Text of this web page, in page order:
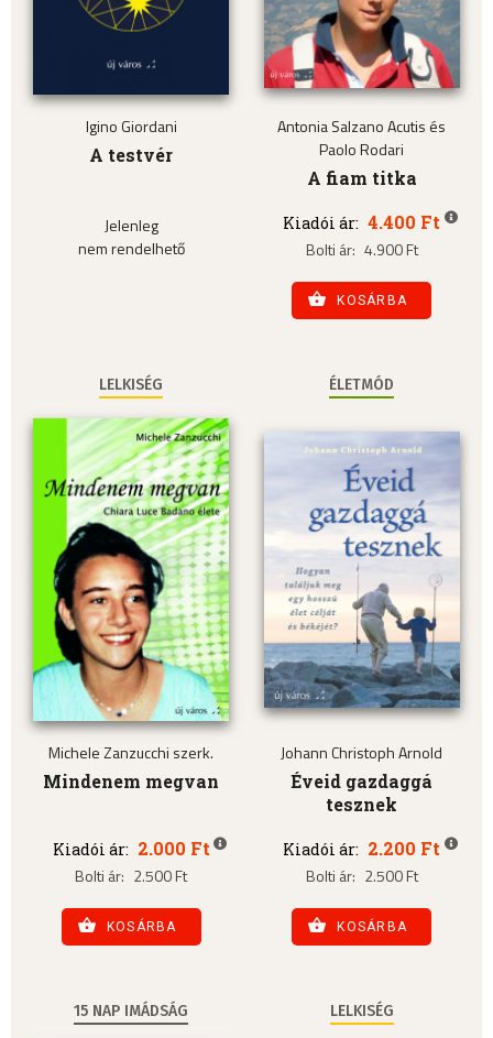
Igino Giordani
A testvér
Jelenleg
nem rendelhető
Antonia Salzano Acutis és
Paolo Rodari
A fiam titka
Kiadói ár: 4.400 Ft
Bolti ár: 4.900 Ft
KOSÁRBA
LELKISÉG
Michele Zanzucchi szerk.
Mindenem megvan
Kiadói ár: 2.000 Ft
Bolti ár: 2.500 Ft
KOSÁRBA
ÉLETMÓD
Johann Christoph Arnold
Éveid gazdaggá
tesznek
Kiadói ár: 2.200 Ft
Bolti ár: 2.500 Ft
KOSÁRBA
15 NAP IMÁDSÁG LELKISÉG